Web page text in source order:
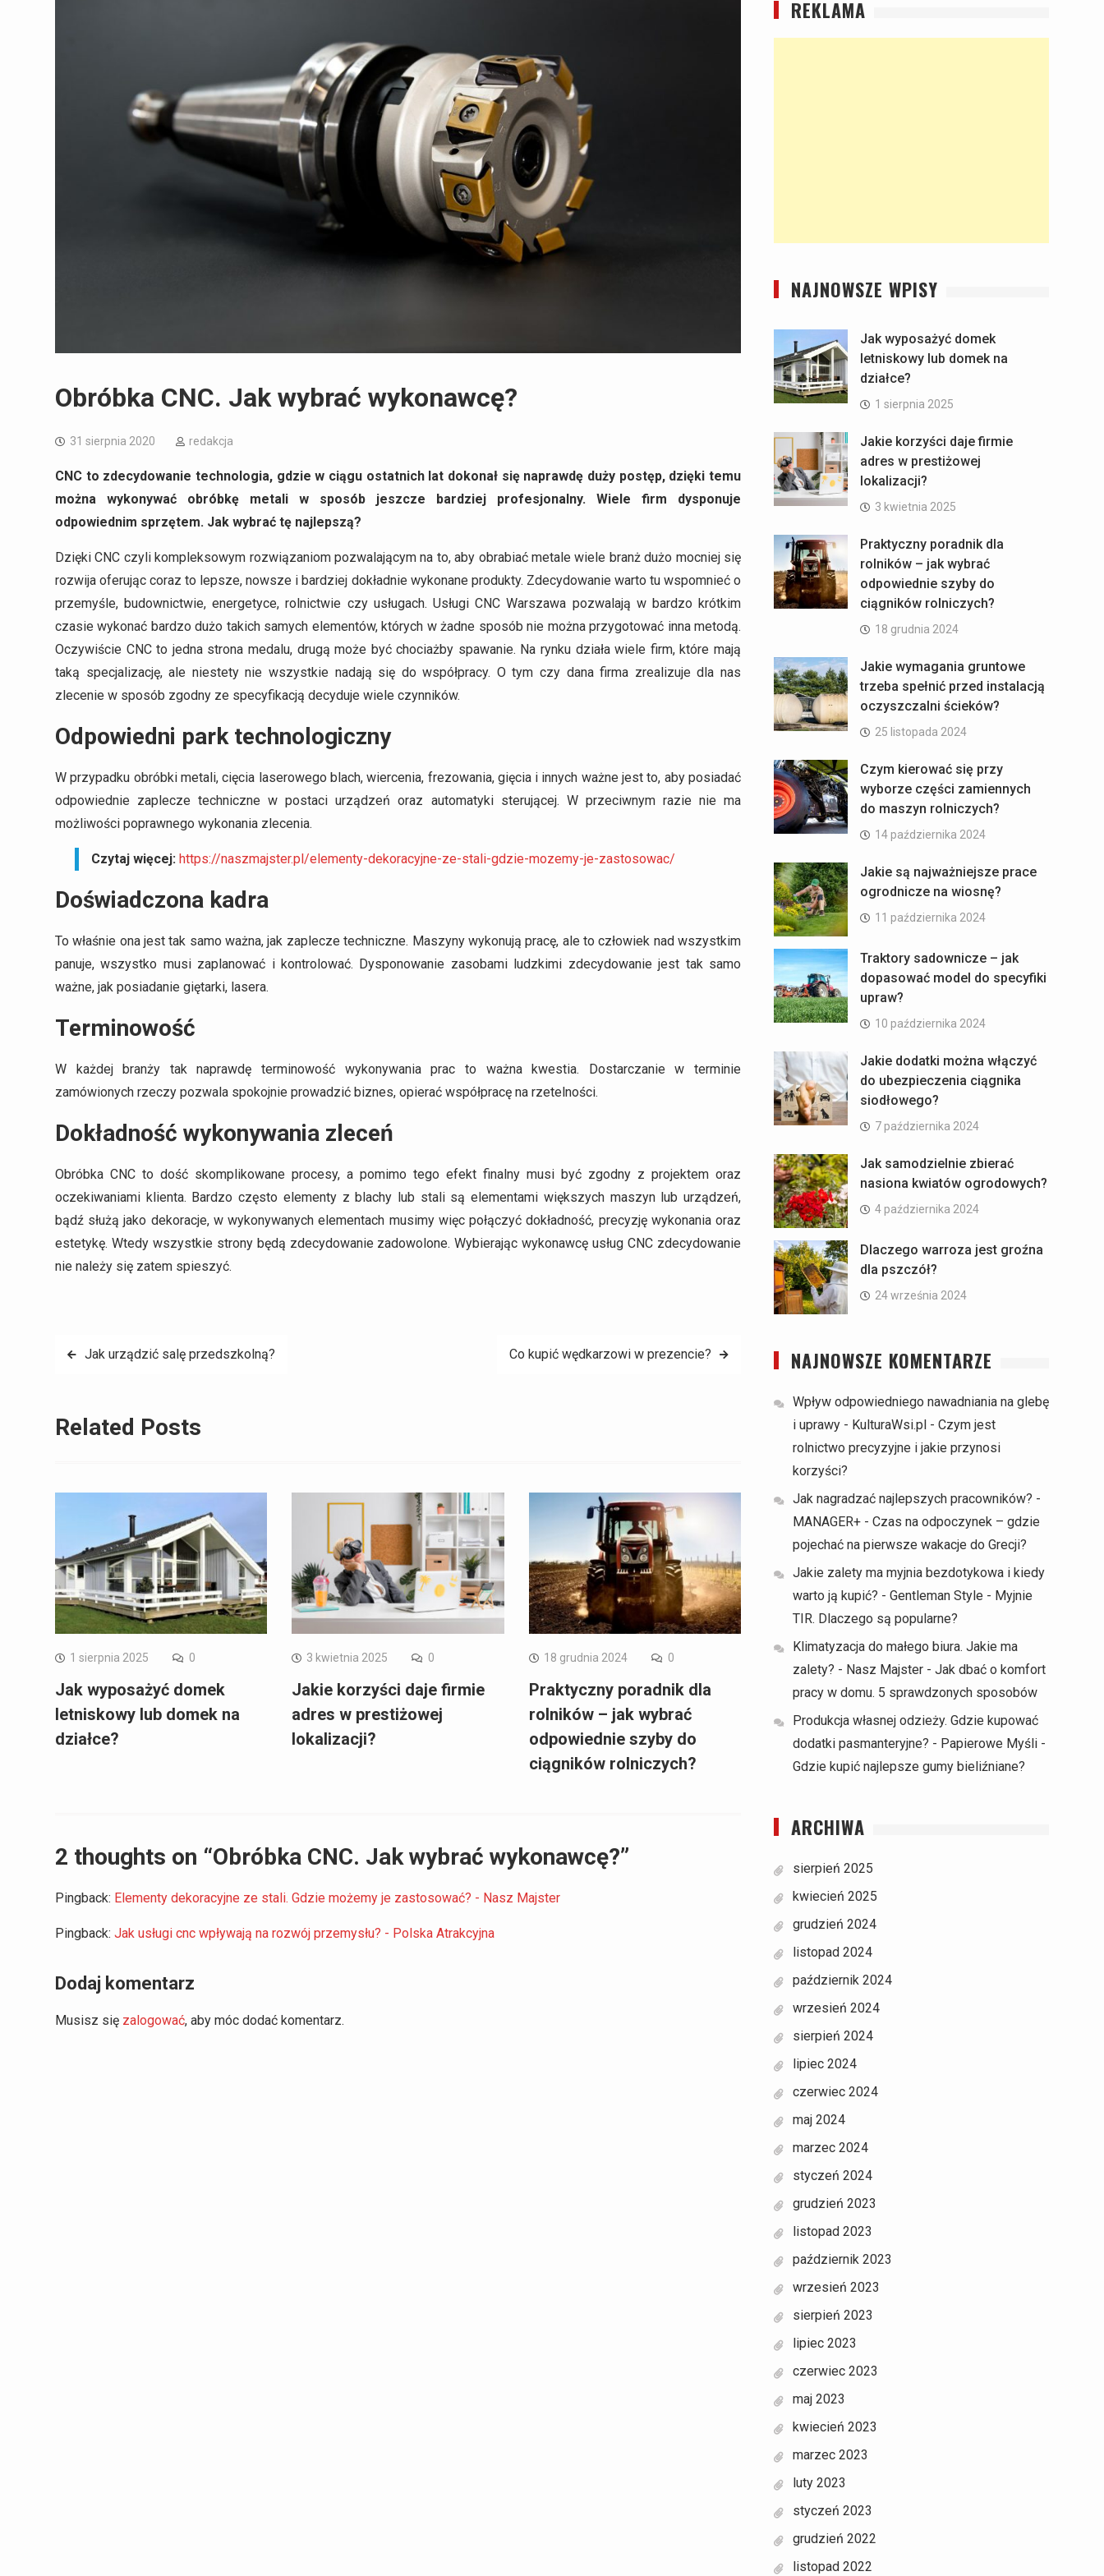
Obróbka CNC. Jak wybrać wykonawcę?
31 sierpnia 2020 redakcja
CNC to zdecydowanie technologia, gdzie w ciągu ostatnich lat dokonał się naprawdę duży postęp, dzięki temu
można wykonywać obróbkę metali w sposób jeszcze bardziej profesjonalny. Wiele firm dysponuje
odpowiednim sprzętem. Jak wybrać tę najlepszą?
Dzięki CNC czyli kompleksowym rozwiązaniom pozwalającym na to, aby obrabiać metale wiele branż dużo mocniej się
rozwija oferując coraz to lepsze, nowsze i bardziej dokładnie wykonane produkty. Zdecydowanie warto tu wspomnieć o
przemyśle, budownictwie, energetyce, rolnictwie czy usługach. Usługi CNC Warszawa pozwalają w bardzo krótkim
czasie wykonać bardzo dużo takich samych elementów, których w żadne sposób nie można przygotować inna metodą.
Oczywiście CNC to jedna strona medalu, drugą może być chociażby spawanie. Na rynku działa wiele firm, które mają
taką specjalizację, ale niestety nie wszystkie nadają się do współpracy. O tym czy dana firma zrealizuje dla nas
zlecenie w sposób zgodny ze specyfikacją decyduje wiele czynników.
Odpowiedni park technologiczny
W przypadku obróbki metali, cięcia laserowego blach, wiercenia, frezowania, gięcia i innych ważne jest to, aby posiadać
odpowiednie zaplecze techniczne w postaci urządzeń oraz automatyki sterującej. W przeciwnym razie nie ma
możliwości poprawnego wykonania zlecenia.
Czytaj więcej: https://naszmajster.pl/elementy-dekoracyjne-ze-stali-gdzie-mozemy-je-zastosowac/
Doświadczona kadra
To właśnie ona jest tak samo ważna, jak zaplecze techniczne. Maszyny wykonują pracę, ale to człowiek nad wszystkim
panuje, wszystko musi zaplanować i kontrolować. Dysponowanie zasobami ludzkimi zdecydowanie jest tak samo
ważne, jak posiadanie giętarki, lasera.
Terminowość
W każdej branży tak naprawdę terminowość wykonywania prac to ważna kwestia. Dostarczanie w terminie
zamówionych rzeczy pozwala spokojnie prowadzić biznes, opierać współpracę na rzetelności.
Dokładność wykonywania zleceń
Obróbka CNC to dość skomplikowane procesy, a pomimo tego efekt finalny musi być zgodny z projektem oraz
oczekiwaniami klienta. Bardzo często elementy z blachy lub stali są elementami większych maszyn lub urządzeń,
bądź służą jako dekoracje, w wykonywanych elementach musimy więc połączyć dokładność, precyzję wykonania oraz
estetykę. Wtedy wszystkie strony będą zdecydowanie zadowolone. Wybierając wykonawcę usług CNC zdecydowanie
nie należy się zatem spieszyć.
Nawigacja
Jak urządzić salę przedszkolną? Co kupić wędkarzowi w prezencie?
Related Posts
1 sierpnia 2025 0
Jak wyposażyć domek
letniskowy lub domek na
działce?
3 kwietnia 2025 0
Jakie korzyści daje firmie
adres w prestiżowej
lokalizacji?
18 grudnia 2024 0
Praktyczny poradnik dla
rolników – jak wybrać
odpowiednie szyby do
ciągników rolniczych?
2 thoughts on “Obróbka CNC. Jak wybrać wykonawcę?”
Pingback: Elementy dekoracyjne ze stali. Gdzie możemy je zastosować? - Nasz Majster
Pingback: Jak usługi cnc wpływają na rozwój przemysłu? - Polska Atrakcyjna
Dodaj komentarz
Musisz się zalogować, aby móc dodać komentarz.
REKLAMA
NAJNOWSZE WPISY
Jak wyposażyć domek
letniskowy lub domek na
działce?
1 sierpnia 2025
Jakie korzyści daje firmie
adres w prestiżowej
lokalizacji?
3 kwietnia 2025
Praktyczny poradnik dla
rolników – jak wybrać
odpowiednie szyby do
ciągników rolniczych?
18 grudnia 2024
Jakie wymagania gruntowe
trzeba spełnić przed instalacją
oczyszczalni ścieków?
25 listopada 2024
Czym kierować się przy
wyborze części zamiennych
do maszyn rolniczych?
14 października 2024
Jakie są najważniejsze prace
ogrodnicze na wiosnę?
11 października 2024
Traktory sadownicze – jak
dopasować model do specyfiki
upraw?
10 października 2024
Jakie dodatki można włączyć
do ubezpieczenia ciągnika
siodłowego?
7 października 2024
Jak samodzielnie zbierać
nasiona kwiatów ogrodowych?
4 października 2024
Dlaczego warroza jest groźna
dla pszczół?
24 września 2024
NAJNOWSZE KOMENTARZE
Wpływ odpowiedniego nawadniania na glebę
i uprawy - KulturaWsi.pl - Czym jest
rolnictwo precyzyjne i jakie przynosi
korzyści?
Jak nagradzać najlepszych pracowników? -
MANAGER+ - Czas na odpoczynek – gdzie
pojechać na pierwsze wakacje do Grecji?
Jakie zalety ma myjnia bezdotykowa i kiedy
warto ją kupić? - Gentleman Style - Myjnie
TIR. Dlaczego są popularne?
Klimatyzacja do małego biura. Jakie ma
zalety? - Nasz Majster - Jak dbać o komfort
pracy w domu. 5 sprawdzonych sposobów
Produkcja własnej odzieży. Gdzie kupować
dodatki pasmanteryjne? - Papierowe Myśli -
Gdzie kupić najlepsze gumy bieliźniane?
ARCHIWA
sierpień 2025
kwiecień 2025
grudzień 2024
listopad 2024
październik 2024
wrzesień 2024
sierpień 2024
lipiec 2024
czerwiec 2024
maj 2024
marzec 2024
styczeń 2024
grudzień 2023
listopad 2023
październik 2023
wrzesień 2023
sierpień 2023
lipiec 2023
czerwiec 2023
maj 2023
kwiecień 2023
marzec 2023
luty 2023
styczeń 2023
grudzień 2022
listopad 2022